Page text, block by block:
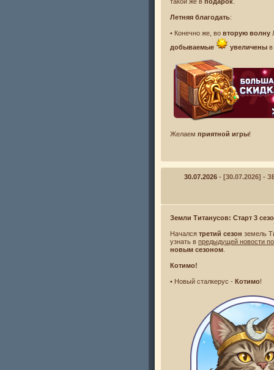
Летняя благодать:
• Конечно же, во вторую волну
добываемые
увеличены в
Желаем приятной игры!
30.07.2026- [30.07.2026]
Земли Титанусов: Старт 3
Начался третий сезон земель
узнать в предыдущей новости
новым сезоном
Котимо!
• Новый сталкерус - Котимо!